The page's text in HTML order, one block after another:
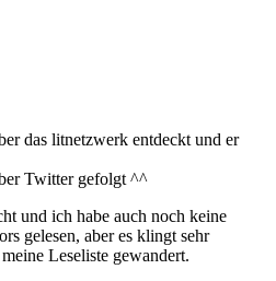
das litnetzwerk entdeckt und er
Twitter gefolgt ^^
und ich habe auch noch keine
gelesen, aber es klingt sehr
Leseliste gewandert.